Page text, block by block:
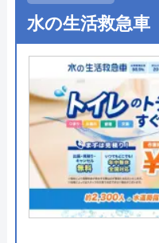
公式
ハウスラボホー
運営会社 株式会
代表者 勝島
創業・設立 2024
所在地
〒
東京
●出張見積もり ー
●支払い方法 ー
●累計実績 ー
●保証・保険 ー
アトム電器チェ
アトム電器チェーン
水の生活救急車